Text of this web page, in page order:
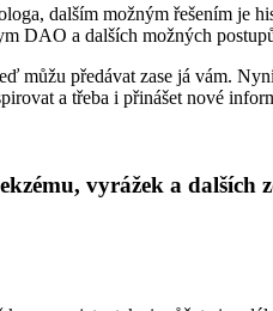
dalším možným řešením
DAO a dalších možných
můžu předávat zase já vám.
a třeba i přinášet nové
vyrážek a